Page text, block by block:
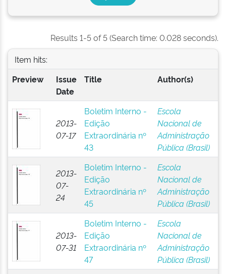
Results 1-5 of 5 (Search time: 0.028 seconds).
Item hits:
Preview
Issue
Date
Title Author(s)
2013-
07-17
Boletim Interno -
Edição
Extraordinária nº
43
Escola
Nacional de
Administração
Pública (Brasil)
2013-
07-
24
Boletim Interno -
Edição
Extraordinária nº
45
Escola
Nacional de
Administração
Pública (Brasil)
2013-
07-31
Boletim Interno -
Edição
Extraordinária nº
47
Escola
Nacional de
Administração
Pública (Brasil)